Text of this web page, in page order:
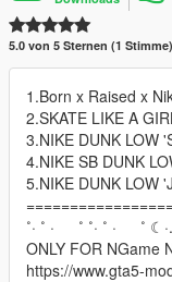
5.0 von 5 Sternen (1 Stimme)
1.Born x Raised x
2.SKATE LIKE A
3.NIKE DUNK LOW
4.NIKE SB DUNK
5.NIKE DUNK LOW
˚· ˚ · ˚ ˚· ˚ · ˚
ONLY FOR NGame
https://www.gta5-